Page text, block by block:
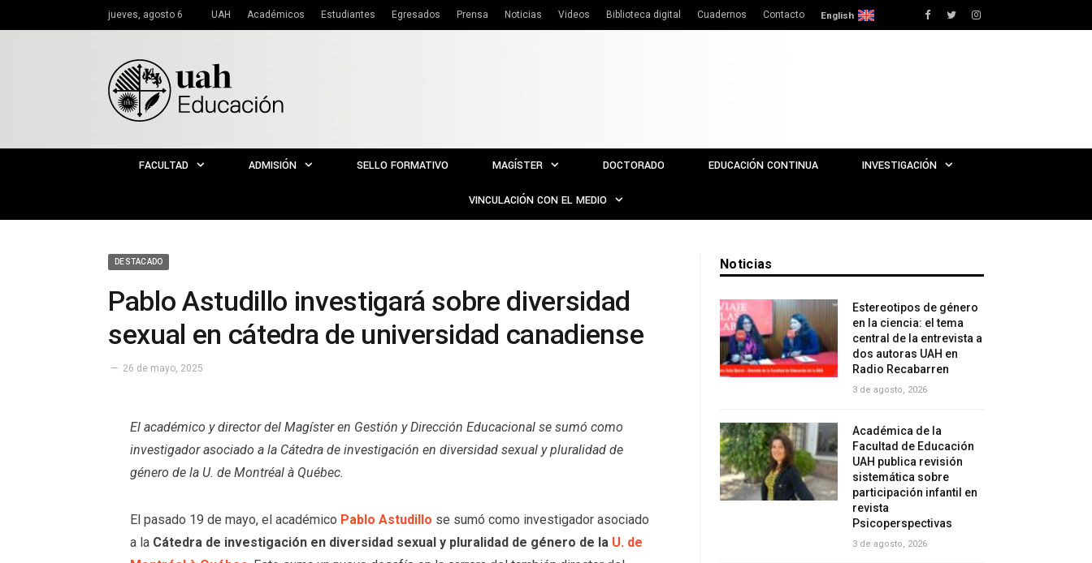
jueves, agosto 6 UAH Académicos Estudiantes Egresados Prensa Noticias Videos Biblioteca digital Cuadernos Contacto English Facebook
TwitterInstagram
FACULTAD ADMISIÓN SELLO FORMATIVO MAGÍSTER DOCTORADO EDUCACIÓN CONTINUA INVESTIGACIÓN
VINCULACIÓN CON EL MEDIO
DESTACADO
Pablo Astudillo investigará sobre diversidad
sexual en cátedra de universidad canadiense
26 de mayo, 2025
El académico y director del Magíster en Gestión y Dirección Educacional se sumó como
investigador asociado a la Cátedra de investigación en diversidad sexual y pluralidad de
género de la U. de Montréal à Québec.
El pasado 19 de mayo, el académico Pablo Astudillo se sumó como investigador asociado
a la Cátedra de investigación en diversidad sexual y pluralidad de género de la U. de
Noticias
Estereotipos de género
en la ciencia: el tema
central de la entrevista a
dos autoras UAH en
Radio Recabarren
3 de agosto, 2026
Académica de la
Facultad de Educación
UAH publica revisión
sistemática sobre
participación infantil en
revista
Psicoperspectivas
3 de agosto, 2026